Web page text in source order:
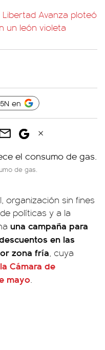
Libertad Avanza ploteó
un león violeta
en
de gas.
organización sin fines
políticas y a la
una campaña para
en las
zona fría, cuya
Cámara de
mayo.